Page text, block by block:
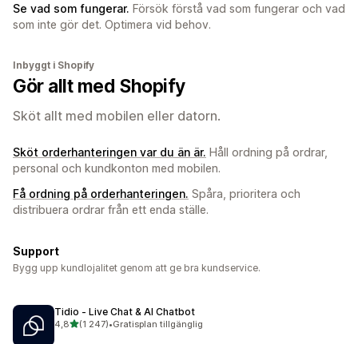
Se vad som fungerar. Försök förstå vad som fungerar och vad
som inte gör det. Optimera vid behov.
Inbyggt i Shopify
Gör allt med Shopify
Sköt allt med mobilen eller datorn.
Sköt orderhanteringen var du än är. Håll ordning på ordrar,
personal och kundkonton med mobilen.
Få ordning på orderhanteringen. Spåra, prioritera och
distribuera ordrar från ett enda ställe.
Support
Bygg upp kundlojalitet genom att ge bra kundservice.
Tidio ‑ Live Chat & AI Chatbot
4,8av 5 stjärnor
(1 247)
1247 recensioner totalt
•Gratisplan tillgänglig